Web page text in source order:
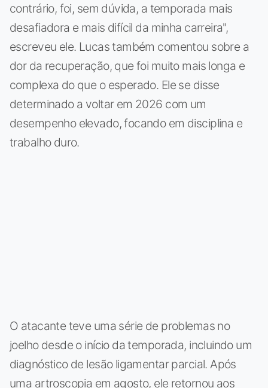
contrário, foi, sem dúvida, a temporada mais
desafiadora e mais difícil da minha carreira",
escreveu ele. Lucas também comentou sobre a
dor da recuperação, que foi muito mais longa e
complexa do que o esperado. Ele se disse
determinado a voltar em 2026 com um
desempenho elevado, focando em disciplina e
trabalho duro.
O atacante teve uma série de problemas no
joelho desde o início da temporada, incluindo um
diagnóstico de lesão ligamentar parcial. Após
uma artroscopia em agosto, ele retornou aos